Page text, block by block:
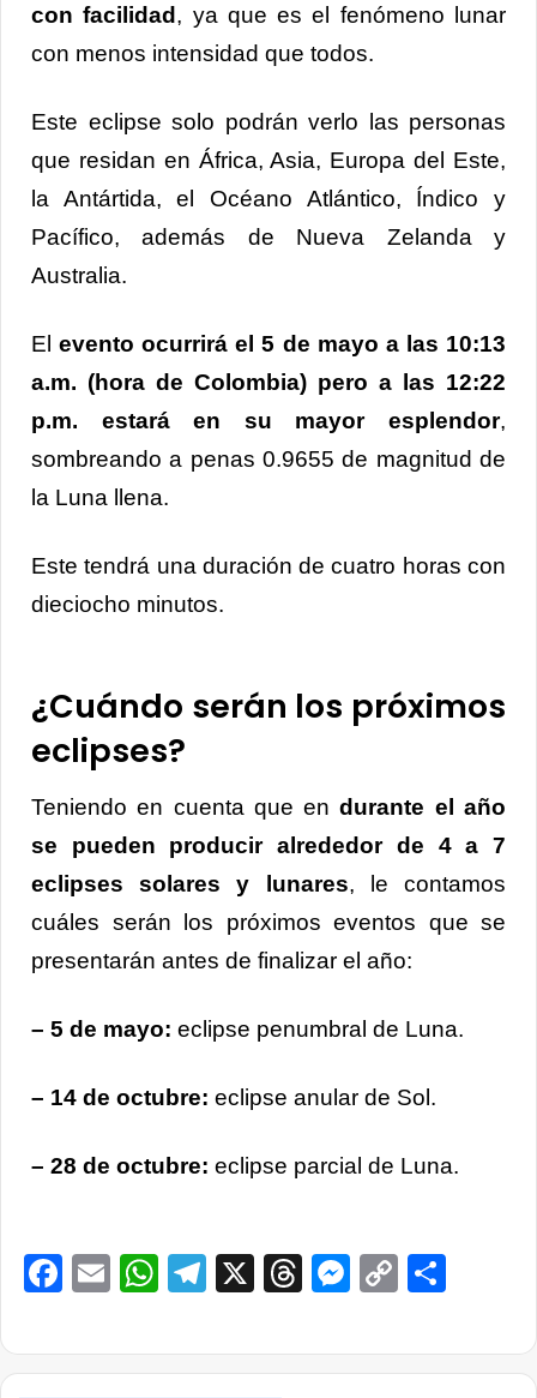
con facilidad , ya que es el fenómeno lunar
con menos intensidad que todos.
Este eclipse solo podrán verlo las personas
que residan en África, Asia, Europa del Este,
la Antártida, el Océano Atlántico, Índico y
Pacífico, además de Nueva Zelanda y
Australia.
El evento ocurrirá el 5 de mayo a las 10:13
a.m. (hora de Colombia) pero a las 12:22
p.m. estará en su mayor esplendor,
sombreando a penas 0.9655 de magnitud de
la Luna llena.
Este tendrá una duración de cuatro horas con
dieciocho minutos.
¿Cuándo serán los próximos
eclipses?
Teniendo en cuenta que endurante el año
se pueden producir alrededor de 4 a 7
eclipses solares y lunares, le contamos
cuáles serán los próximos eventos que se
presentarán antes de finalizar el año:
– 5 de mayo: eclipse penumbral de Luna.
– 14 de octubre: eclipse anular de Sol.
– 28 de octubre: eclipse parcial de Luna.
Facebook
EmailWhatsApp
Telegram
X ThreadsCopy